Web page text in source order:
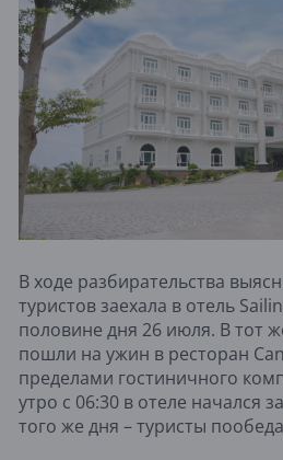
В ходе разбирательства
туристов заехала в отель
половине дня 26 июля. В тот
пошли на ужин в ресторан
пределами гостиничного
утро с 06:30 в отеле начался
того же дня – туристы